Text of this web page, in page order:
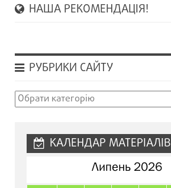
НАША РЕКОМЕНДАЦІЯ!
РУБРИКИ САЙТУ
Рубрики
КАЛЕНДАР МАТЕРІАЛІВ
Липень 2026